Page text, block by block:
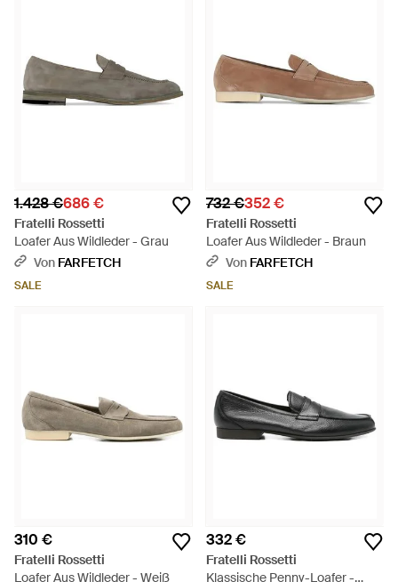
1.428 €686 €
Fratelli Rossetti
Loafer Aus Wildleder - Grau
Von FARFETCH
SALE
732 €352 €
Fratelli Rossetti
Loafer Aus Wildleder - Braun
Von FARFETCH
SALE
310 €
Fratelli Rossetti
Loafer Aus Wildleder - Weiß
332 €
Fratelli Rossetti
Klassische Penny-Loafer -